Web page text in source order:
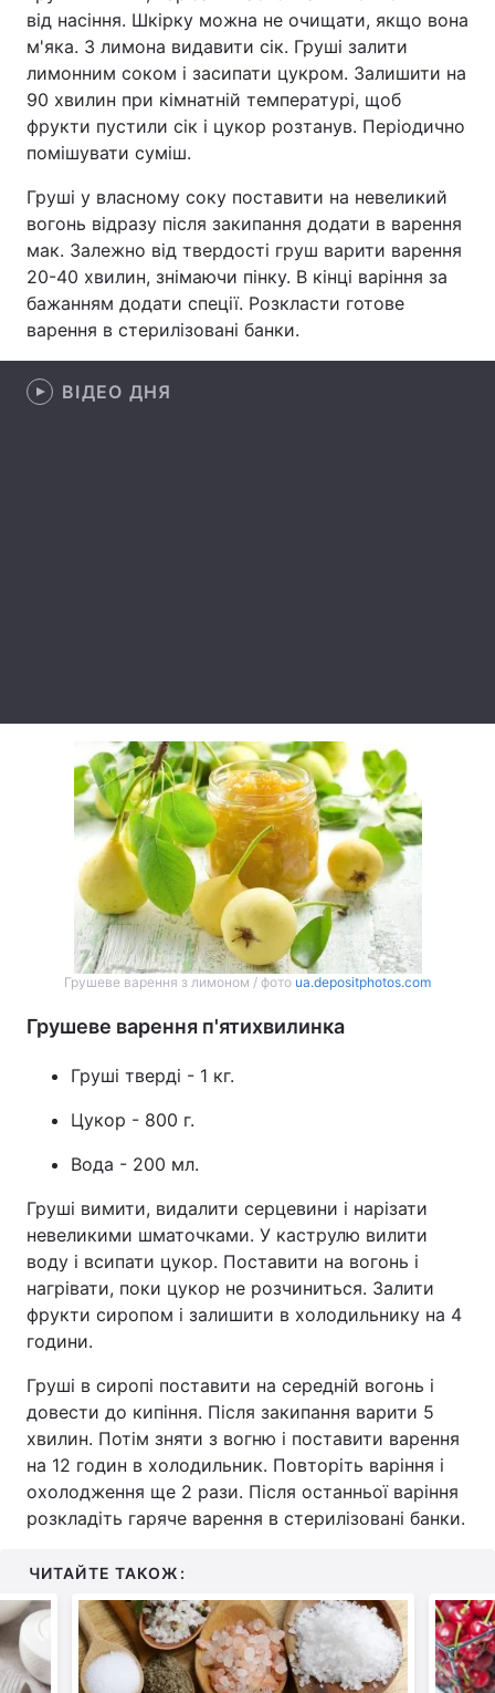
Послуги
Тема оформлення
від насіння. Шкірку можна не очищати, якщо вона
м'яка. З лимона видавити сік. Груші залити
лимонним соком і засипати цукром. Залишити на
90 хвилин при кімнатній температурі, щоб
фрукти пустили сік і цукор розтанув. Періодично
помішувати суміш.
Груші у власному соку поставити на невеликий
вогонь відразу після закипання додати в варення
мак. Залежно від твердості груш варити варення
20-40 хвилин, знімаючи пінку. В кінці варіння за
бажанням додати спеції. Розкласти готове
варення в стерилізовані банки.
ВІДЕО ДНЯ
Грушеве варення з лимоном / фото ua.depositphotos.com
Грушеве варення п'ятихвилинка
Груші тверді - 1 кг.
Цукор - 800 г.
Вода - 200 мл.
Груші вимити, видалити серцевини і нарізати
невеликими шматочками. У каструлю вилити
воду і всипати цукор. Поставити на вогонь і
нагрівати, поки цукор не розчиниться. Залити
фрукти сиропом і залишити в холодильнику на 4
години.
Груші в сиропі поставити на середній вогонь і
довести до кипіння. Після закипання варити 5
хвилин. Потім зняти з вогню і поставити варення
на 12 годин в холодильник. Повторіть варіння і
охолодження ще 2 рази. Після останньої варіння
розкладіть гаряче варення в стерилізовані банки.
ЧИТАЙТЕ ТАКОЖ: